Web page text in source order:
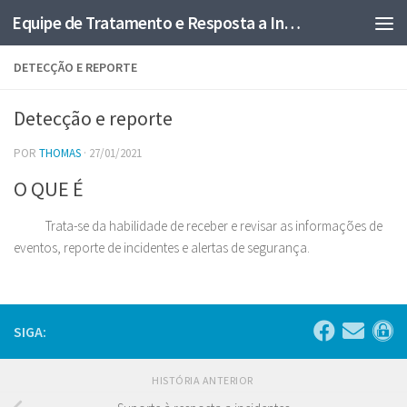
Skip to content Equipe de Tratamento e Resposta a Incidentes em Redes Computacionais
DETECÇÃO E REPORTE
Detecção e reporte
POR THOMAS · 27/01/2021
O QUE É
Trata-se da habilidade de receber e revisar as informações de
eventos, reporte de incidentes e alertas de segurança.
SIGA:
HISTÓRIA ANTERIOR